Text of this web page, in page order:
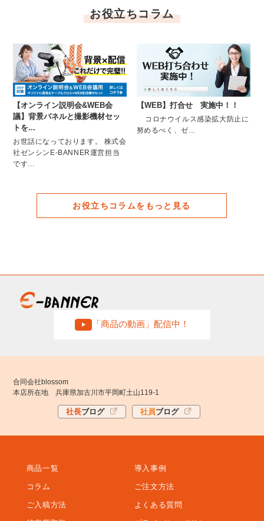
お役立ちコラム
「商品の動画」配信中！
合同会社blossom
本店所在地 兵庫県加古川市平岡町土山119-1
社長ブログ 社員ブログ
商品一覧 導入事例
コラム ご注文方法
ご入稿方法 よくある質問